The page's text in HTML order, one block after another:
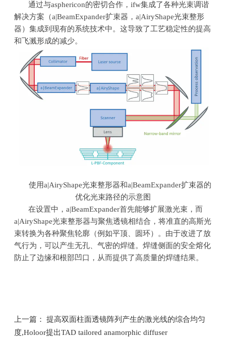
通过与asphericon的密切合作，ifw集成了各种光束调谐
解决方案（a|BeamExpander扩束器，a|AiryShape光束整形
器）集成到现有的系统技术中。这导致了工艺稳定性的提高
和飞溅形成的减少。
使用a|AiryShape光束整形器和a|BeamExpander扩束器的
优化光束路径的示意图
在设置中，a|BeamExpander首先能够扩展激光束，而
a|AiryShape光束整形器与聚焦透镜相结合，将准直的高斯光
束转换为各种聚焦轮廓（例如平顶、圆环）。由于改进了放
气行为，可以产生无孔、气密的焊缝。焊缝侧面的安全熔化
防止了边缘和根部凹口，从而提供了高质量的焊缝结果。
上一篇： 提高双面柱面透镜阵列产生的激光线的综合均匀
度,Holoor提出TAD tailored anamorphic diffuser